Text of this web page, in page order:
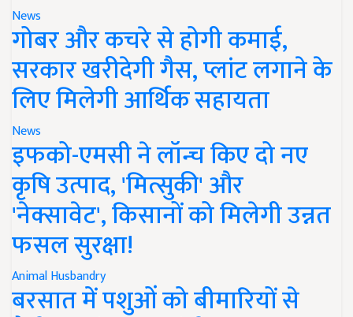
News
गोबर और कचरे से होगी कमाई,
सरकार खरीदेगी गैस, प्लांट लगाने के
लिए मिलेगी आर्थिक सहायता
News
इफको-एमसी ने लॉन्च किए दो नए
कृषि उत्पाद, 'मित्सुकी' और
'नेक्सावेट', किसानों को मिलेगी उन्नत
फसल सुरक्षा!
Animal Husbandry
बरसात में पशुओं को बीमारियों से